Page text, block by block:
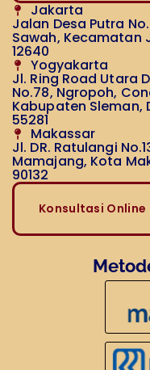
Jakarta
Jalan Desa Putra No.
Sawah, Kecamatan
12640
Yogyakarta
Jl. Ring Road Utara
No.78, Ngropoh,
Kabupaten Sleman,
55281
Makassar
Jl. DR. Ratulangi
Mamajang, Kota
90132
Konsultasi Online